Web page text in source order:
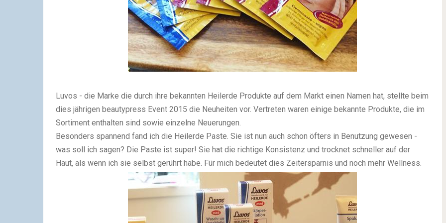
Luvos - die Marke die durch ihre bekannten Heilerde Produkte auf dem Markt einen Namen hat, stellte beim
dies jährigen beautypress Event 2015 die Neuheiten vor. Vertreten waren einige bekannte Produkte, die im
Sortiment enthalten sind sowie einzelne Neuerungen.
Besonders spannend fand ich die Heilerde Paste. Sie ist nun auch schon öfters in Benutzung gewesen -
was soll ich sagen? Die Paste ist super! Sie hat die richtige Konsistenz und trocknet schneller auf der
Haut, als wenn ich sie selbst gerührt habe. Für mich bedeutet dies Zeitersparnis und noch mehr Wellness.